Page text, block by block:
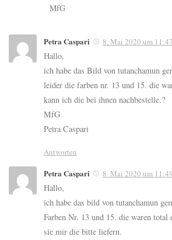
MfG
Petra Caspari 8. Mai 2020 um
Hallo,
ich habe das Bild von tutanchamun
leider die farben nr. 13 und 15. die
kann ich die bei ihnen nachbestelle.?
MfG
Petra Caspari
Antworten
Petra Caspari 8. Mai 2020 um
Hallo,
ich habe das bild von tutanchamun
Farben Nr. 13 und 15. die waren total
sie mir die bitte liefern.